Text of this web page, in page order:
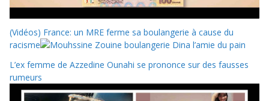
(Vidéos) France: un MRE ferme sa boulangerie à cause du
racisme
L’ex femme de Azzedine Ounahi se prononce sur des fausses
rumeurs